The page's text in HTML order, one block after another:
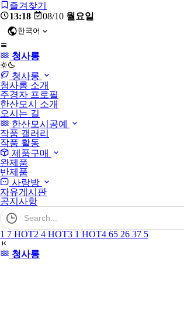
즐겨찾기
13:18
08/10 월요일
한국어
청사롱
light청사롱
청사롱 소개
주경자 프로필
한산모시 소개
오시는 길
한산모시공예
작품 갤러리
작품 활동
제품구매
완제품
반제품
사랑방
자유게시판
공지사항
검
색
어
필
수
1 7 HOT2 4 HOT3 1 HOT4 65 26 37 5
청사롱